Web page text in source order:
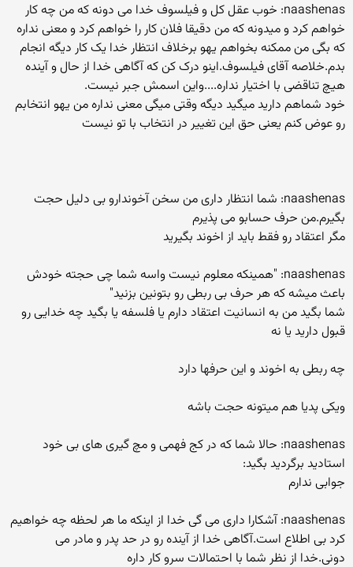
naashenas: خوب عقل کل و فیلسوف خدا می دونه که من چه کار
خواهم کرد و میدونه که من دقیقا فلان کار را خواهم کرد و معنی نداره
که بگی من ممکنه بخواهم یهو برخلاف انتظار خدا یک کار دیگه انجام
بدم.خلاصه آقای فیلسوف.اینو درک کن که آگاهی خدا از حال و آینده
هیچ تناقضی با اختیار نداره....واین اسمش جبر نیست.
خود شماهم دارید میگید دیگه وقتی میگی معنی نداره من یهو انتخابم
رو عوض کنم یعنی حق این تغییر در انتخاب با تو نیست
naashenas: شما انتظار داری من سخن آخوندارو بی دلیل حجت
بگیرم.من حرف حسابو می پذیرم
مگر اعتقاد رو فقط باید از اخوند بگیرید
naashenas: "همینکه معلوم نیست واسه شما چی حجته خودش
باعث میشه که هر حرف بی ربطی رو بتونین بزنید"
شما بگید من به انسانیت اعتقاد دارم یا فلسفه یا بگید چه خدایی رو
قبول دارید یا نه
چه ربطی به اخوند و این حرفها دارد
ویکی پدیا هم میتونه حجت باشه
naashenas: حالا شما که در کج فهمی و مچ گیری های بی خود
استادید برگردید بگید:
جوابی ندارم
naashenas: آشکارا داری می گی خدا از اینکه ما هر لحظه چه خواهیم
کرد بی اطلاع است.آگاهی خدا از آینده رو در حد پدر و مادر می
دونی.خدا از نظر شما با احتمالات سرو کار داره